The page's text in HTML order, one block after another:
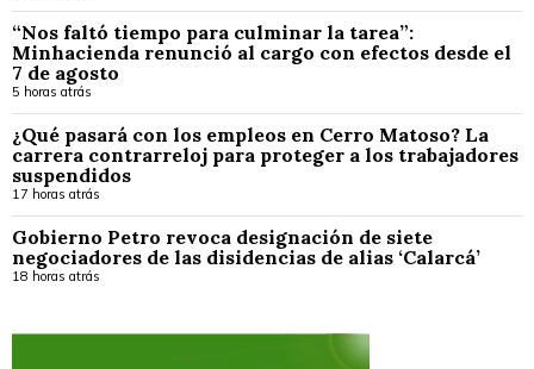
“Nos faltó tiempo para culminar la tarea”:
Minhacienda renunció al cargo con efectos desde el
7 de agosto
5 horas atrás
¿Qué pasará con los empleos en Cerro Matoso? La
carrera contrarreloj para proteger a los trabajadores
suspendidos
17 horas atrás
Gobierno Petro revoca designación de siete
negociadores de las disidencias de alias ‘Calarcá’
18 horas atrás